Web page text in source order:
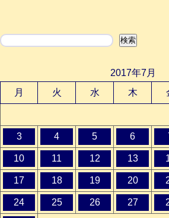
検索 検索
2017年7月
月
火 水 木
3 4 5 6
10 11 12 13
17 18 19 20
24 25 26 27